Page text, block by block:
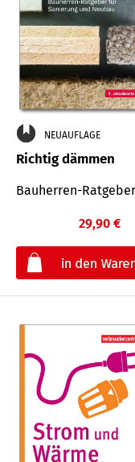
NEUAUFLAGE
Richtig dämmen
Bauherren-
29,90 €